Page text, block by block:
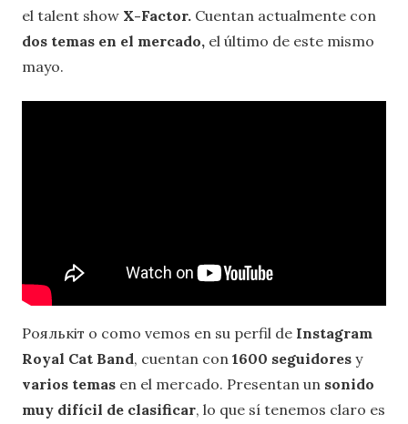
el talent show X-Factor. Cuentan actualmente con
dos temas en el mercado, el último de este mismo
mayo.
Роялькіт o como vemos en su perfil de Instagram
Royal Cat Band, cuentan con 1600 seguidores y
varios temas en el mercado. Presentan un sonido
muy difícil de clasificar, lo que sí tenemos claro es